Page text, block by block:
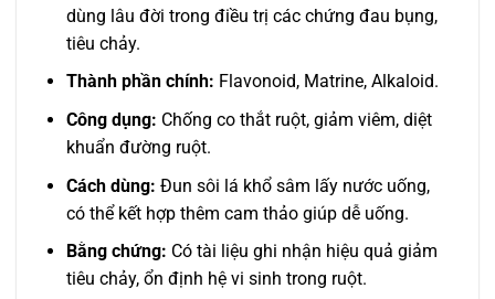
dùng lâu đời trong điều trị các chứng đau bụng,
tiêu chảy.
Thành phần chính: Flavonoid, Matrine, Alkaloid.
Công dụng: Chống co thắt ruột, giảm viêm, diệt
khuẩn đường ruột.
Cách dùng: Đun sôi lá khổ sâm lấy nước uống,
có thể kết hợp thêm cam thảo giúp dễ uống.
Bằng chứng: Có tài liệu ghi nhận hiệu quả giảm
tiêu chảy, ổn định hệ vi sinh trong ruột.